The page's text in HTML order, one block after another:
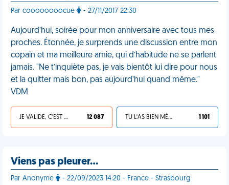
Par coooooooocue - 27/11/2017 22:30
Aujourd’hui, soirée pour mon anniversaire avec tous mes
proches. Étonnée, je surprends une discussion entre mon
copain et ma meilleure amie, qui d’habitude ne se parlent
jamais. "Ne t’inquiète pas, je vais bientôt lui dire pour nous
et la quitter mais bon, pas aujourd’hui quand même."
VDM
JE VALIDE, C'EST UNE VDM 12 087 TU L'AS BIEN MÉRITÉ 1 101
Viens pas pleurer…
Par Anonyme - 22/09/2023 14:20 - France - Strasbourg